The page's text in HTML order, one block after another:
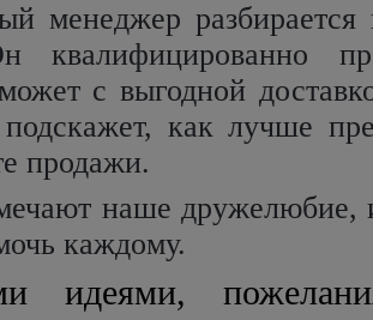
менеджер
квалифицированно
с выгодной
как лучше
продажи.
наше дружелюбие,
каждому.
идеями,